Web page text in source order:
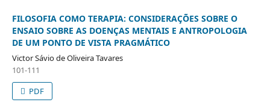
FILOSOFIA COMO TERAPIA: CONSIDERAÇÕES SOBRE O
ENSAIO SOBRE AS DOENÇAS MENTAIS E ANTROPOLOGIA
DE UM PONTO DE VISTA PRAGMÁTICO
Victor Sávio de Oliveira Tavares
101-111
PDF